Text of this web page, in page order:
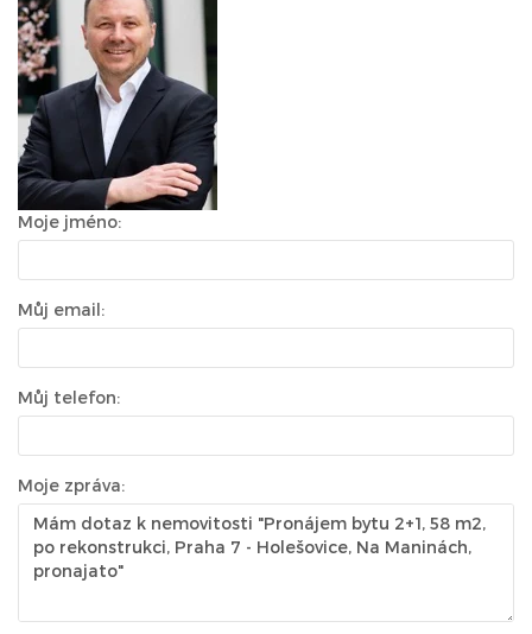
Moje jméno:
Můj email:
Můj telefon:
Moje zpráva: